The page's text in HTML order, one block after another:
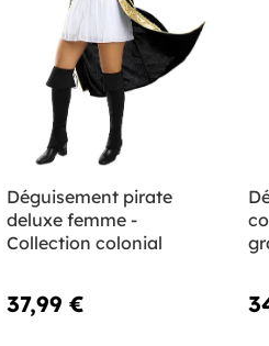
Déguisement pirate
deluxe femme -
Collection colonial
37,99 €